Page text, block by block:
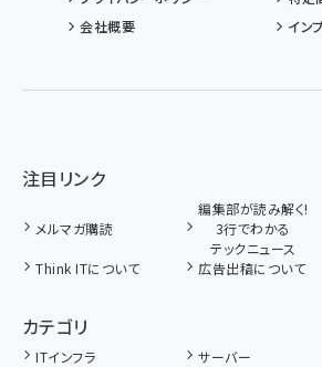
会社概要
イン
注目リンク
メルマガ購読
編集部が読み解く!
3行でわかる
テックニュース
Think ITについて 広告出稿について
カテゴリ
ITインフラ サーバー